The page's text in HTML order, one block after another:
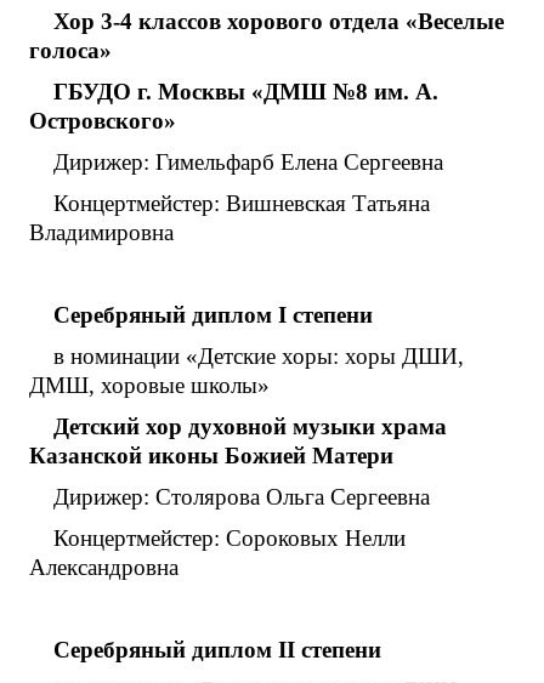
Хор 3-4 классов хорового отдела «Веселые
голоса»
ГБУДО г. Москвы «ДМШ №8 им. А.
Островского»
Дирижер: Гимельфарб Елена Сергеевна
Концертмейстер: Вишневская Татьяна
Владимировна
Серебряный диплом I степени
в номинации «Детские хоры: хоры ДШИ,
ДМШ, хоровые школы»
Детский хор духовной музыки храма
Казанской иконы Божией Матери
Дирижер: Столярова Ольга Сергеевна
Концертмейстер: Сороковых Нелли
Александровна
Серебряный диплом II степени